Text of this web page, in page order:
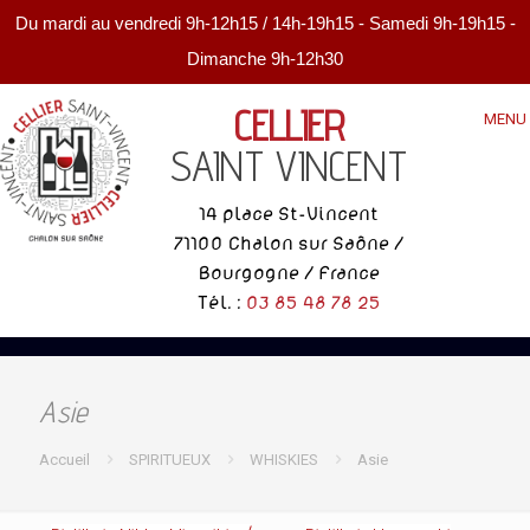
Du mardi au vendredi 9h-12h15 / 14h-19h15 - Samedi 9h-19h15 -
Dimanche 9h-12h30
CELLIER
SAINT VINCENT
14 place St-Vincent
71100 Chalon sur Saône /
Bourgogne / France
Tél. : 03 85 48 78 25
MENU
Asie
Accueil SPIRITUEUX WHISKIES Asie